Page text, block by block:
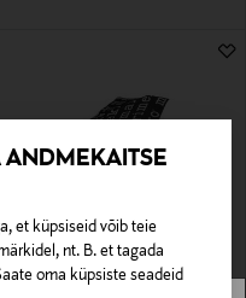
ANDMEKAITSE
et küpsiseid võib teie
nt. B. et tagada
oma küpsiste seadeid
EELIS KUPONGIGA